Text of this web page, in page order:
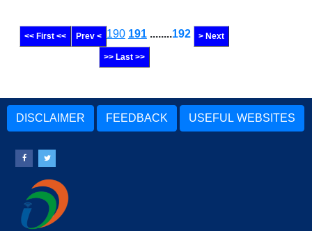
<< First << Prev < 190 191 ........192 > Next
>> Last >>
DISCLAIMER FEEDBACK USEFUL WEBSITES